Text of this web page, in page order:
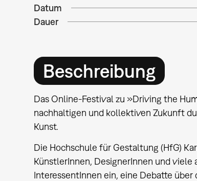
Datum
Dauer
Beschreibung
Das Online-Festival zu »Driving the
nachhaltigen und kollektiven Zukunft
Kunst.
Die Hochschule für Gestaltung (HfG)
KünstlerInnen, DesignerInnen und
InteressentInnen ein, eine Debatte